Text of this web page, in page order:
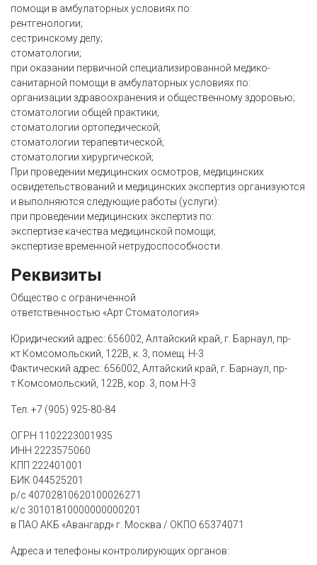
помощи в амбулаторных условиях по:
рентгенологии;
сестринскому делу;
стоматологии;
при оказании первичной специализированной медико-
санитарной помощи в амбулаторных условиях по:
организации здравоохранения и общественному здоровью;
стоматологии общей практики;
стоматологии ортопедической;
стоматологии терапевтической;
стоматологии хирургической;
При проведении медицинских осмотров, медицинских
освидетельствований и медицинских экспертиз организуются
и выполняются следующие работы (услуги):
при проведении медицинских экспертиз по:
экспертизе качества медицинской помощи;
экспертизе временной нетрудоспособности.
Реквизиты
Общество с ограниченной
ответственностью «Арт Стоматология»
Юридический адрес: 656002, Алтайский край, г. Барнаул, пр-
кт Комсомольский, 122В, к. 3, помещ. Н-3
Фактический адрес: 656002, Алтайский край, г. Барнаул, пр-
т Комсомольский, 122В, кор. 3, пом.Н-3
Тел. +7 (905) 925-80-84
ОГРН 1102223001935
ИНН 2223575060
КПП 222401001
БИК 044525201
р/с 40702810620100026271
к/с 30101810000000000201
в ПАО АКБ «Авангард» г. Москва / ОКПО 65374071
Адреса и телефоны контролирующих органов: